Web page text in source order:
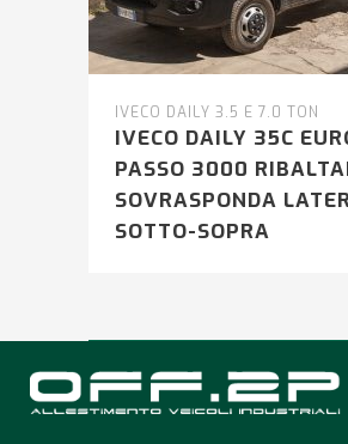
IVECO DAILY 3.5 E 7.0 TON
IVECO DAILY 35C
PASSO 3000
SOVRASPONDA
SOTTO-SOPRA